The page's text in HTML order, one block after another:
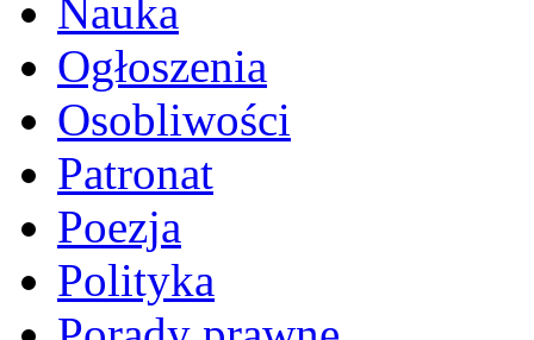
Nauka
Ogłoszenia
Osobliwości
Patronat
Poezja
Polityka